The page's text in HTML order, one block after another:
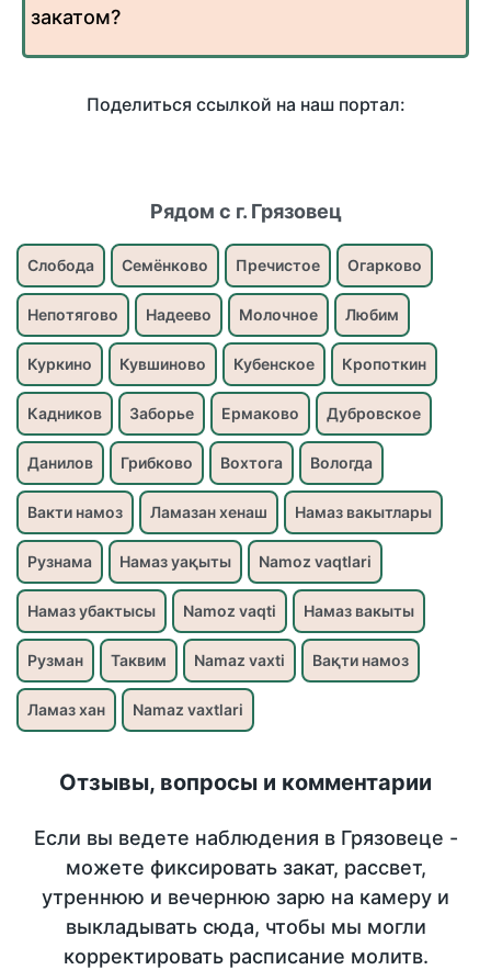
закатом?
Поделиться ссылкой на наш портал:
Рядом с г. Грязовец
Слобода Семёнково Пречистое Огарково
Непотягово Надеево Молочное Любим
Куркино Кувшиново Кубенское Кропоткин
Кадников Заборье Ермаково Дубровское
Данилов Грибково Вохтога Вологда
Вакти намоз Ламазан хенаш Намаз вакытлары
Рузнама Намаз уақыты Namoz vaqtlari
Намаз убактысы Namoz vaqti Намаз вакыты
Рузман Таквим Namaz vaxti Вақти намоз
Ламаз хан Namaz vaxtlari
Отзывы, вопросы и комментарии
Если вы ведете наблюдения в Грязовеце -
можете фиксировать закат, рассвет,
утреннюю и вечернюю зарю на камеру и
выкладывать сюда, чтобы мы могли
корректировать расписание молитв.